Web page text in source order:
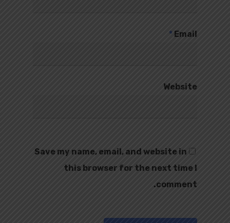
Email
*
Website
Save my name, email, and website in
this browser for the next time I
comment.